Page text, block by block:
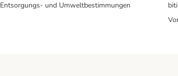
Entsorgungs- und Umweltbestimmungen